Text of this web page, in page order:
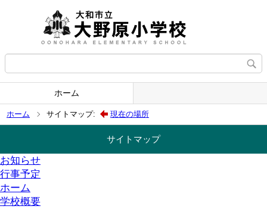
ホーム
ホーム サイトマップ: 現在の場所
サイトマップ
お知らせ
行事予定
ホーム
学校概要